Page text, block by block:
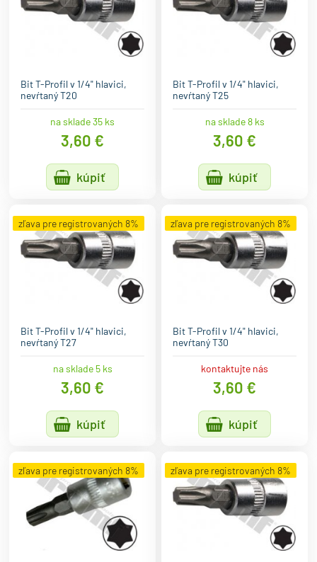
Bit T-Profil v 1/4" hlavici,
nevŕtaný T20
na sklade 35 ks
3,60 €
kúpiť
Bit T-Profil v 1/4" hlavici,
nevŕtaný T25
na sklade 8 ks
3,60 €
kúpiť
zľava pre registrovaných 8%
Bit T-Profil v 1/4" hlavici,
nevŕtaný T27
na sklade 5 ks
3,60 €
kúpiť
zľava pre registrovaných 8%
Bit T-Profil v 1/4" hlavici,
nevŕtaný T30
kontaktujte nás
3,60 €
kúpiť
zľava pre registrovaných 8% zľava pre registrovaných 8%